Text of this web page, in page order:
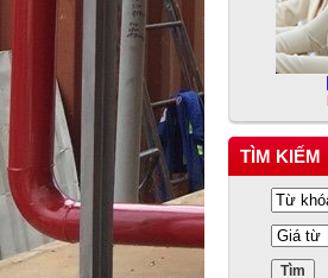
TÌM KIẾM